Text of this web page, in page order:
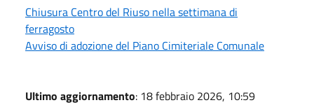
Chiusura Centro del Riuso nella settimana di
ferragosto
Avviso di adozione del Piano Cimiteriale Comunale
Ultimo aggiornamento: 18 febbraio 2026, 10:59